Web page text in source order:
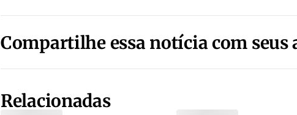
Compartilhe essa notícia com seus
Relacionadas